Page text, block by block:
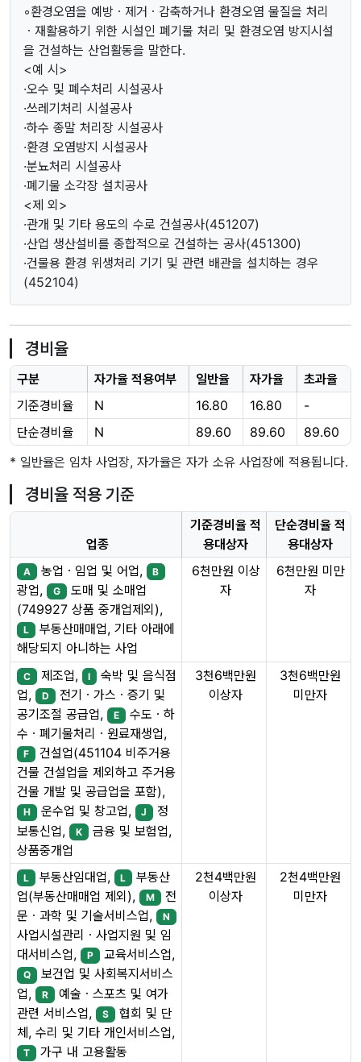
◦환경오염을 예방ㆍ제거ㆍ감축하거나 환경오염 물질을 처리
ㆍ재활용하기 위한 시설인 폐기물 처리 및 환경오염 방지시설
을 건설하는 산업활동을 말한다.
<예 시>
·오수 및 폐수처리 시설공사
·쓰레기처리 시설공사
·하수 종말 처리장 시설공사
·환경 오염방지 시설공사
·분뇨처리 시설공사
·폐기물 소각장 설치공사
<제 외>
·관개 및 기타 용도의 수로 건설공사(451207)
·산업 생산설비를 종합적으로 건설하는 공사(451300)
·건물용 환경 위생처리 기기 및 관련 배관을 설치하는 경우
(452104)
경비율
구분 자가율 적용여부 일반율 자가율
초과율
기준경비율
N 16.80 16.80
-
단순경비율
N 89.60 89.60
89.60
* 일반율은 임차 사업장, 자가율은 자가 소유 사업장에 적용됩니다.
경비율 적용 기준
업종
기준경비율 적
용대상자
단순경비율 적
용대상자
A 농업ㆍ임업 및 어업, B
광업, G 도매 및 소매업
(749927 상품 중개업제외),
L 부동산매매업, 기타 아래에
해당되지 아니하는 사업
6천만원 이상
자
6천만원 미만
자
C 제조업, I
숙박 및 음식점
업,
D 전기ㆍ가스ㆍ증기 및
공기조절 공급업,
E 수도ㆍ하
수ㆍ폐기물처리ㆍ원료재생업,
F 건설업(451104 비주거용
건물 건설업을 제외하고 주거용
건물 개발 및 공급업을 포함),
H 운수업 및 창고업, J
정
보통신업,
K 금융 및 보험업,
상품중개업
3천6백만원
이상자
3천6백만원
미만자
L 부동산임대업, L
부동산
업(부동산매매업 제외),
M 전
문ㆍ과학 및 기술서비스업,
N
사업시설관리ㆍ사업지원 및 임
대서비스업,
P 교육서비스업,
Q 보건업 및 사회복지서비스
업,
R 예술ㆍ스포츠 및 여가
관련 서비스업,
S 협회 및 단
체, 수리 및 기타 개인서비스업,
T 가구 내 고용활동
2천4백만원
이상자
2천4백만원
미만자